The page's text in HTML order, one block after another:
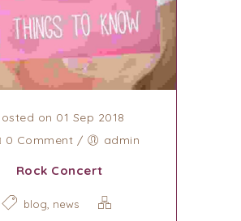
on 01 Sep 2018
0 Comment / admin
Rock Concert
blog, news